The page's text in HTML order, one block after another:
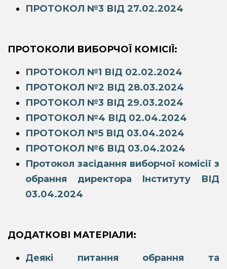
ПРОТОКОЛ №3 ВІД 27.02.2024
ПРОТОКОЛИ ВИБОРЧОЇ КОМІСІЇ:
ПРОТОКОЛ №1 ВІД 02.02.2024
ПРОТОКОЛ №2 ВІД 28.03.2024
ПРОТОКОЛ №3 ВІД 29.03.2024
ПРОТОКОЛ №4 ВІД 02.04.2024
ПРОТОКОЛ №5 ВІД 03.04.2024
ПРОТОКОЛ №6 ВІД 03.04.2024
Протокол засідання виборчої комісії з
обрання директора Інституту ВІД
03.04.2024
ДОДАТКОВІ МАТЕРІАЛИ:
Деякі питання обрання та